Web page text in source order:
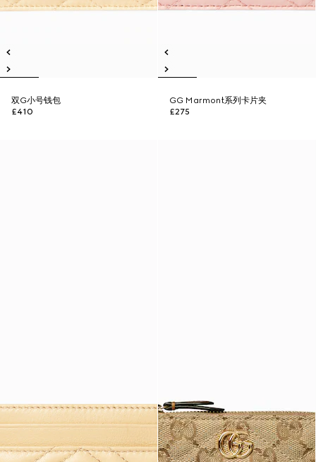
双G小号钱包
£410
GG Marmont系列卡片夹
£275